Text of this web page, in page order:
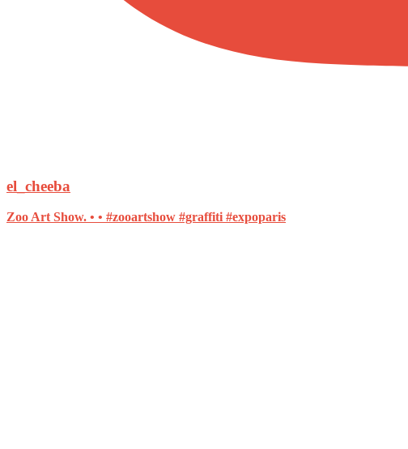
el_cheeba
Zoo Art Show. • • #zooartshow #graffiti #expoparis